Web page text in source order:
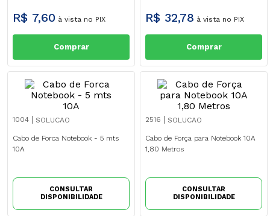
R$ 7,60 à vista no PIX
Comprar
R$ 32,78 à vista no PIX
Comprar
1004 SOLUCAO
Cabo de Forca Notebook - 5 mts
10A
CONSULTAR
DISPONIBILIDADE
2516 SOLUCAO
Cabo de Força para Notebook 10A
1,80 Metros
CONSULTAR
DISPONIBILIDADE